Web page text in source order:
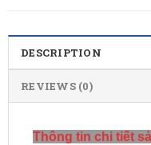
DESCRIPTION
REVIEWS (0)
Thông tin chi tiết